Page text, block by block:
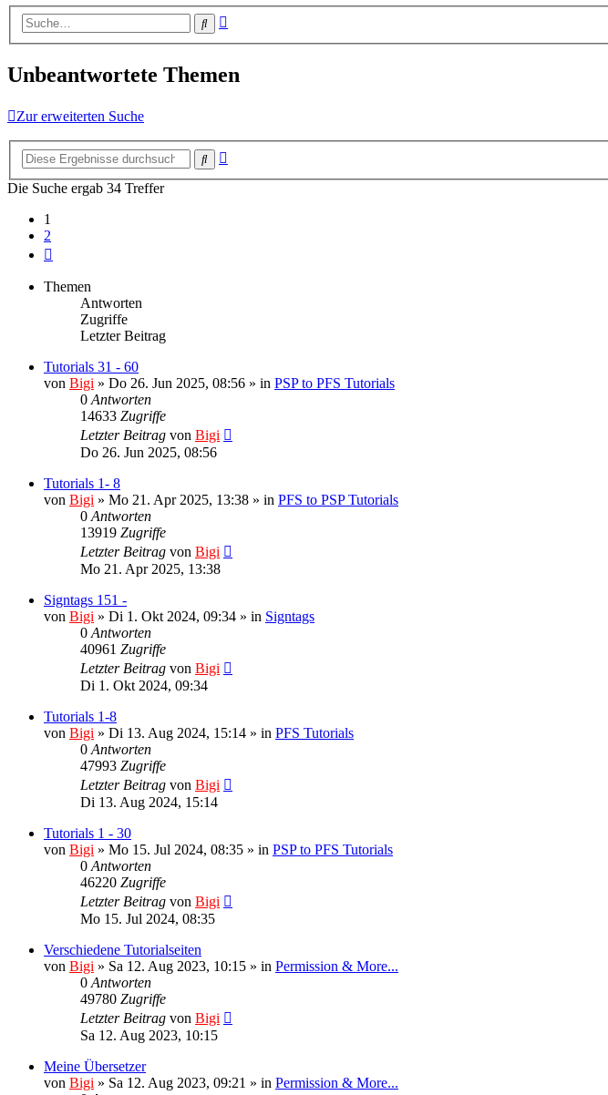
Suche
Unbeantwortete Themen
Zur erweiterten Suche
Suche
Die Suche ergab 34 Treffer
1
2
Themen
Antworten
Zugriffe
Letzter Beitrag
Tutorials 31 - 60
von Bigi » Do 26. Jun 2025, 08:56 » in PSP to PFS Tutorials
0 Antworten
14633 Zugriffe
Letzter Beitrag von Bigi
Do 26. Jun 2025, 08:56
Tutorials 1- 8
von Bigi » Mo 21. Apr 2025, 13:38 » in PFS to PSP Tutorials
0 Antworten
13919 Zugriffe
Letzter Beitrag von Bigi
Mo 21. Apr 2025, 13:38
Signtags 151 -
von Bigi » Di 1. Okt 2024, 09:34 » in Signtags
0 Antworten
40961 Zugriffe
Letzter Beitrag von Bigi
Di 1. Okt 2024, 09:34
Tutorials 1-8
von Bigi » Di 13. Aug 2024, 15:14 » in PFS Tutorials
0 Antworten
47993 Zugriffe
Letzter Beitrag von Bigi
Di 13. Aug 2024, 15:14
Tutorials 1 - 30
von Bigi » Mo 15. Jul 2024, 08:35 » in PSP to PFS Tutorials
0 Antworten
46220 Zugriffe
Letzter Beitrag von Bigi
Mo 15. Jul 2024, 08:35
Verschiedene Tutorialseiten
von Bigi » Sa 12. Aug 2023, 10:15 » in Permission & More...
0 Antworten
49780 Zugriffe
Letzter Beitrag von Bigi
Sa 12. Aug 2023, 10:15
Meine Übersetzer
von Bigi » Sa 12. Aug 2023, 09:21 » in Permission & More...